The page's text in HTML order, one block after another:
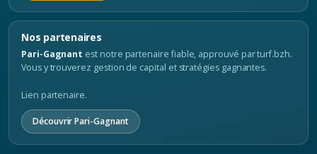
Nos partenaires
Pari-Gagnant est notre partenaire fiable, approuvé par turf.bzh.
Vous y trouverez gestion de capital et stratégies gagnantes.
Lien partenaire.
Découvrir Pari-Gagnant